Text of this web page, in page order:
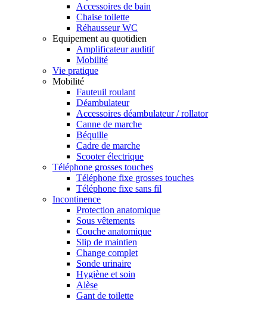
Accessoires de bain
Chaise toilette
Réhausseur WC
Equipement au quotidien
Amplificateur auditif
Mobilité
Vie pratique
Mobilité
Fauteuil roulant
Déambulateur
Accessoires déambulateur / rollator
Canne de marche
Béquille
Cadre de marche
Scooter électrique
Téléphone grosses touches
Téléphone fixe grosses touches
Téléphone fixe sans fil
Incontinence
Protection anatomique
Sous vêtements
Couche anatomique
Slip de maintien
Change complet
Sonde urinaire
Hygiène et soin
Alèse
Gant de toilette